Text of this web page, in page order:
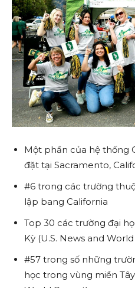
Một phần của hệ thống
đặt tại Sacramento,
#6 trong các trường
lập bang California
Top 30 các trường đại
Kỳ (U.S. News and
#57 trong số những
học trong vùng miền